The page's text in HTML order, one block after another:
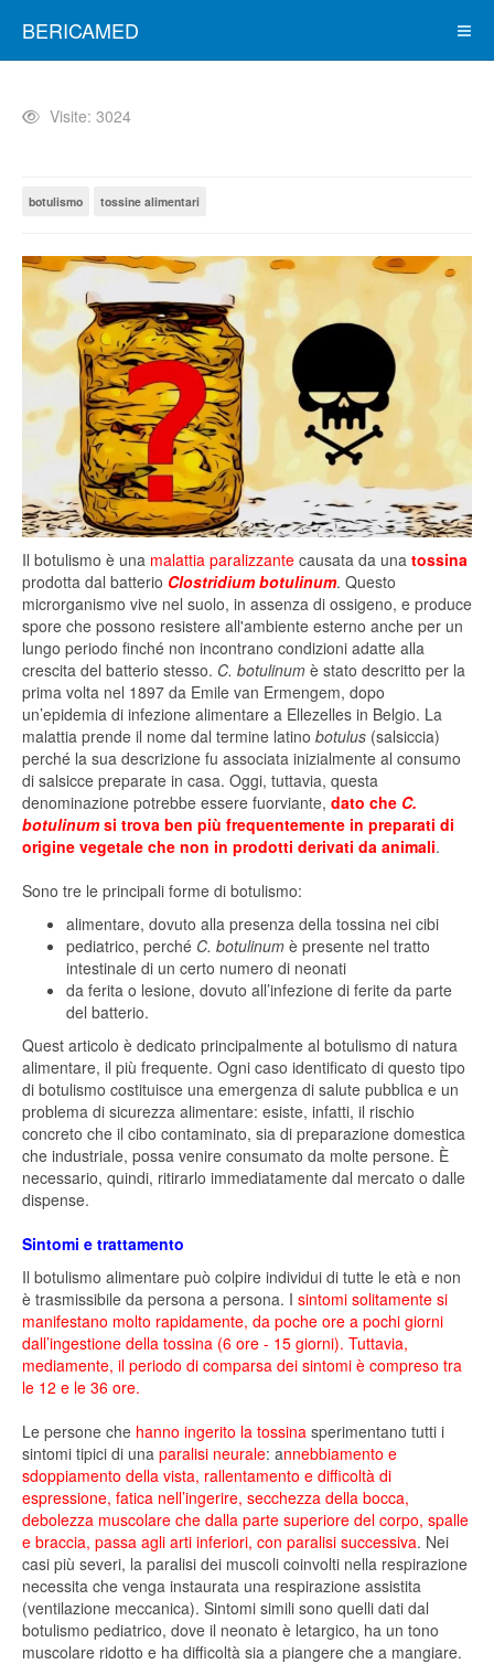
BERICAMED
Visite: 3024
botulismo tossine alimentari
Il botulismo è una malattia paralizzante causata da una tossina
prodotta dal batterio Clostridium botulinum. Questo
microrganismo vive nel suolo, in assenza di ossigeno, e produce
spore che possono resistere all'ambiente esterno anche per un
lungo periodo finché non incontrano condizioni adatte alla
crescita del batterio stesso. C. botulinum è stato descritto per la
prima volta nel 1897 da Emile van Ermengem, dopo
un’epidemia di infezione alimentare a Ellezelles in Belgio. La
malattia prende il nome dal termine latino botulus (salsiccia)
perché la sua descrizione fu associata inizialmente al consumo
di salsicce preparate in casa. Oggi, tuttavia, questa
denominazione potrebbe essere fuorviante, dato che C.
botulinumsi trova ben più frequentemente in preparati di
origine vegetale che non in prodotti derivati da animali.
Sono tre le principali forme di botulismo:
alimentare, dovuto alla presenza della tossina nei cibi
pediatrico, perché C. botulinum è presente nel tratto
intestinale di un certo numero di neonati
da ferita o lesione, dovuto all’infezione di ferite da parte
del batterio.
Quest articolo è dedicato principalmente al botulismo di natura
alimentare, il più frequente. Ogni caso identificato di questo tipo
di botulismo costituisce una emergenza di salute pubblica e un
problema di sicurezza alimentare: esiste, infatti, il rischio
concreto che il cibo contaminato, sia di preparazione domestica
che industriale, possa venire consumato da molte persone. È
necessario, quindi, ritirarlo immediatamente dal mercato o dalle
dispense.
Sintomi e trattamento
Il botulismo alimentare può colpire individui di tutte le età e non
è trasmissibile da persona a persona. I sintomi solitamente si
manifestano molto rapidamente, da poche ore a pochi giorni
dall’ingestione della tossina (6 ore - 15 giorni). Tuttavia,
mediamente, il periodo di comparsa dei sintomi è compreso tra
le 12 e le 36 ore.
Le persone che hanno ingerito la tossina sperimentano tutti i
sintomi tipici di una paralisi neurale: annebbiamento e
sdoppiamento della vista, rallentamento e difficoltà di
espressione, fatica nell’ingerire, secchezza della bocca,
debolezza muscolare che dalla parte superiore del corpo, spalle
e braccia, passa agli arti inferiori, con paralisi successiva. Nei
casi più severi, la paralisi dei muscoli coinvolti nella respirazione
necessita che venga instaurata una respirazione assistita
(ventilazione meccanica). Sintomi simili sono quelli dati dal
botulismo pediatrico, dove il neonato è letargico, ha un tono
muscolare ridotto e ha difficoltà sia a piangere che a mangiare.